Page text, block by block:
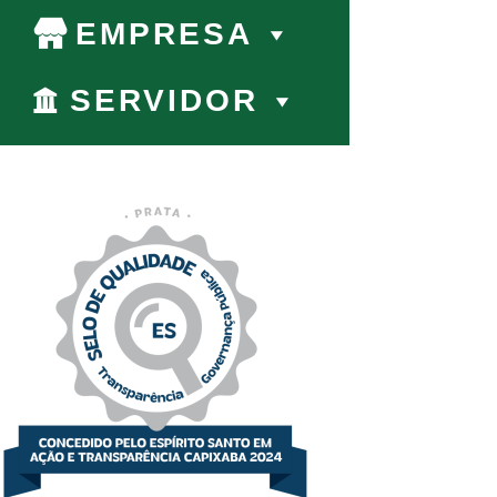
EMPRESA
SERVIDOR